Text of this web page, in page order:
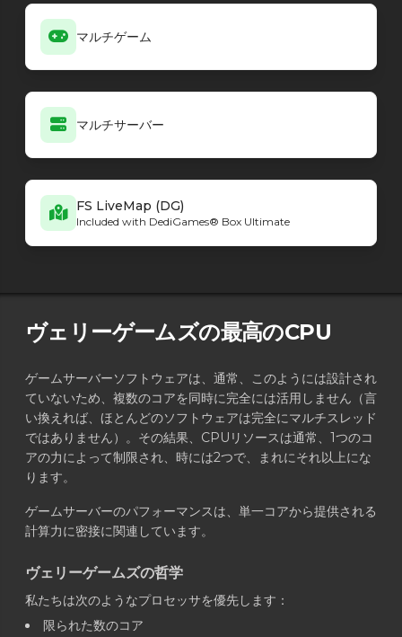
マルチゲーム
マルチサーバー
FS LiveMap (DG)
Included with DediGames® Box Ultimate
ヴェリーゲームズの最高のCPU
ゲームサーバーソフトウェアは、通常、このようには設計され
ていないため、複数のコアを同時に完全には活用しません（言
い換えれば、ほとんどのソフトウェアは完全にマルチスレッド
ではありません）。その結果、CPUリソースは通常、1つのコ
アの力によって制限され、時には2つで、まれにそれ以上にな
ります。
ゲームサーバーのパフォーマンスは、単一コアから提供される
計算力に密接に関連しています。
ヴェリーゲームズの哲学
私たちは次のようなプロセッサを優先します：
限られた数のコア